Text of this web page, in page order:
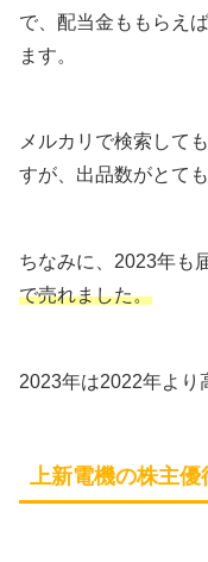
で、配当金ももらえ
ます。
メルカリで検索して
すが、出品数がとて
ちなみに、2023年も
で売れました。
2023年は2022年より
上新電機の株主